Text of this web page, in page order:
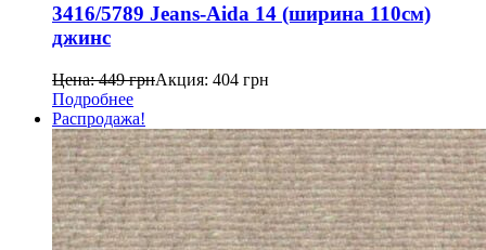
3416/5789 Jeans-Aida 14 (ширина 110см)
джинс
Цена:449грнАкция: 404 грн
Подробнее
Распродажа!